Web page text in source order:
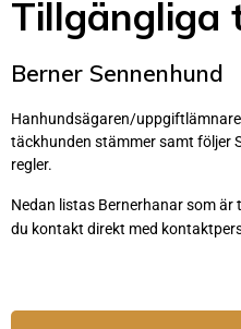
Tillgängliga
Berner Sennenhund
Hanhundsägaren/
täckhunden stämmer samt följer
regler.
Nedan listas Bernerhanar som
du kontakt direkt med